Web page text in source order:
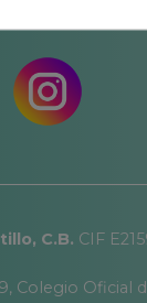
C.B. CIF
Colegio Oficial